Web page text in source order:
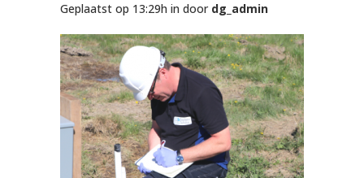
Geplaatst op 13:29h in door dg_admin